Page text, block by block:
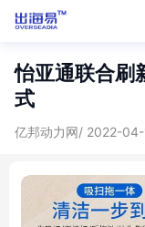
怡亚通联合刷
式
亿邦动力网/ 2022-